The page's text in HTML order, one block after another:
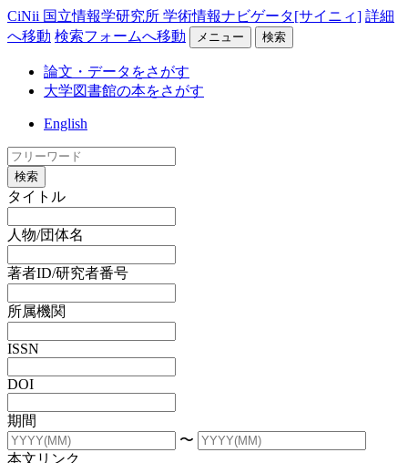
CiNii 国立情報学研究所 学術情報ナビゲータ[サイニィ] 詳細
へ移動 検索フォームへ移動 メニュー 検索
論文・データをさがす
大学図書館の本をさがす
English
検索
タイトル
人物/団体名
著者ID/研究者番号
所属機関
ISSN
DOI
期間
〜
本文リンク